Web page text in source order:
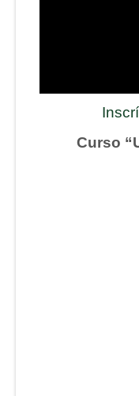
Curso